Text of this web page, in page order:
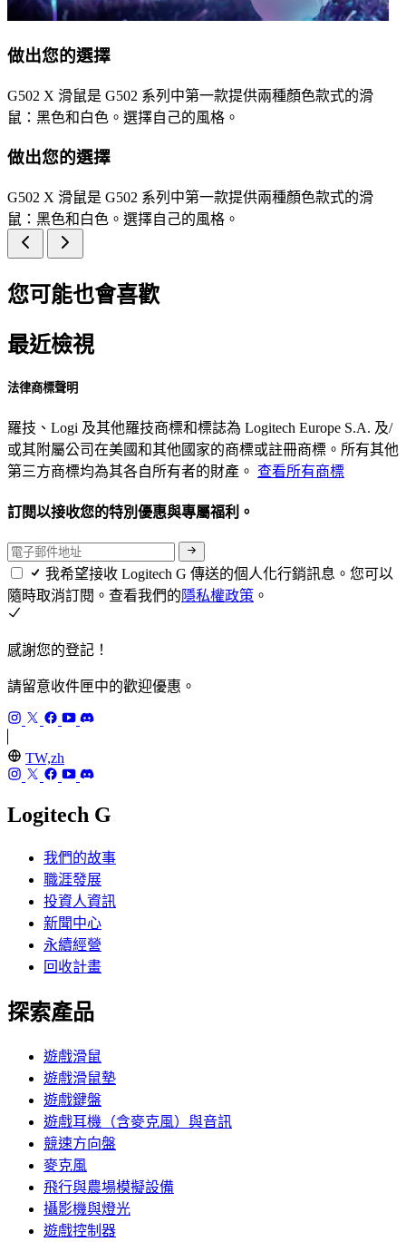
做出您的選擇
G502 X 滑鼠是 G502 系列中第一款提供兩種顏色款式的滑
鼠：黑色和白色。選擇自己的風格。
做出您的選擇
G502 X 滑鼠是 G502 系列中第一款提供兩種顏色款式的滑
鼠：黑色和白色。選擇自己的風格。
您可能也會喜歡
最近檢視
法律商標聲明
羅技、Logi 及其他羅技商標和標誌為 Logitech Europe S.A. 及/
或其附屬公司在美國和其他國家的商標或註冊商標。所有其他
第三方商標均為其各自所有者的財產。 查看所有商標
訂閱以接收您的特別優惠與專屬福利。
我希望接收 Logitech G 傳送的個人化行銷訊息。您可以
隨時取消訂閱。查看我們的隱私權政策 。
感謝您的登記！
請留意收件匣中的歡迎優惠。
TW,zh
Logitech G
我們的故事
職涯發展
投資人資訊
新聞中心
永續經營
回收計畫
探索產品
遊戲滑鼠
遊戲滑鼠墊
遊戲鍵盤
遊戲耳機（含麥克風）與音訊
競速方向盤
麥克風
飛行與農場模擬設備
攝影機與燈光
遊戲控制器